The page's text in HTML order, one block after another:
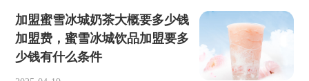
加盟蜜雪冰城奶茶大概要多少钱
加盟费，蜜雪冰城饮品加盟要多
少钱有什么条件